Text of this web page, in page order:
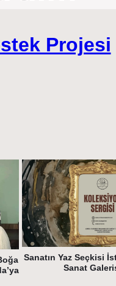
Projesi
Sanatın Yaz Seçkisi
Sanat